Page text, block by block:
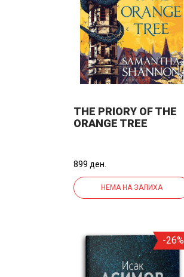
THE PRIORY OF THE
ORANGE TREE
899 ден.
НЕМА НА ЗАЛИХА
-26%